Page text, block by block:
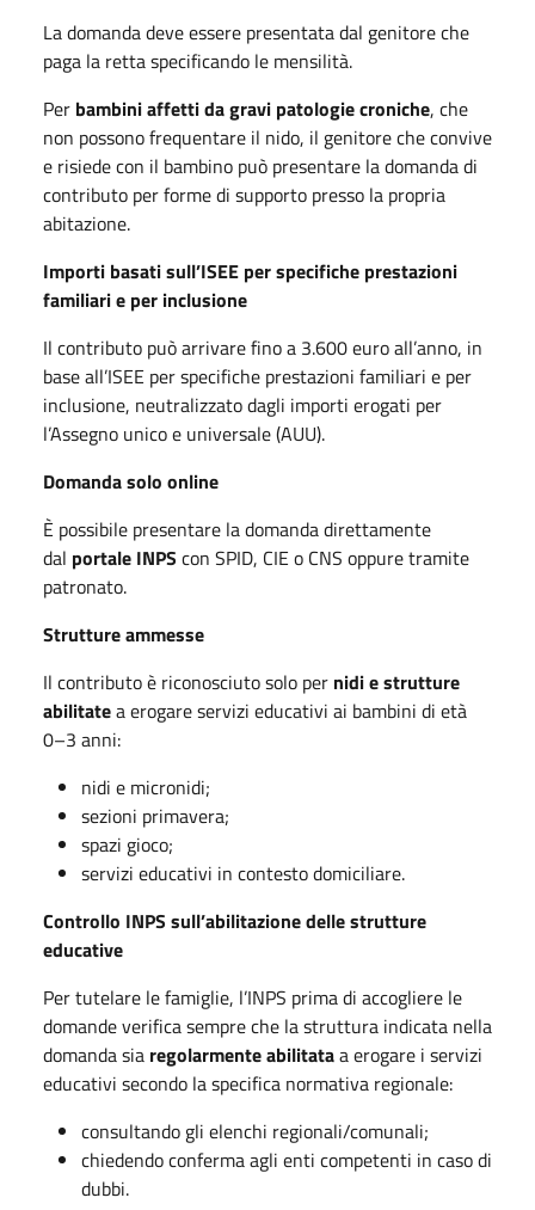
La domanda deve essere presentata dal genitore che
paga la retta specificando le mensilità.
Per bambini affetti da gravi patologie croniche, che
non possono frequentare il nido, il genitore che convive
e risiede con il bambino può presentare la domanda di
contributo per forme di supporto presso la propria
abitazione.
Importi basati sull’ISEE per specifiche prestazioni
familiari e per inclusione
Il contributo può arrivare fino a 3.600 euro all’anno, in
base all’ISEE per specifiche prestazioni familiari e per
inclusione, neutralizzato dagli importi erogati per
l’Assegno unico e universale (AUU).
Domanda solo online
È possibile presentare la domanda direttamente
dal portale INPS con SPID, CIE o CNS oppure tramite
patronato.
Strutture ammesse
Il contributo è riconosciuto solo per nidi e strutture
abilitatea erogare servizi educativi ai bambini di età
0–3 anni:
nidi e micronidi;
sezioni primavera;
spazi gioco;
servizi educativi in contesto domiciliare.
Controllo INPS sull’abilitazione delle strutture
educative
Per tutelare le famiglie, l’INPS prima di accogliere le
domande verifica sempre che la struttura indicata nella
domanda sia regolarmente abilitataa erogare i servizi
educativi secondo la specifica normativa regionale:
consultando gli elenchi regionali/comunali;
chiedendo conferma agli enti competenti in caso di
dubbi.